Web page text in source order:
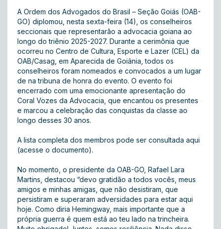
A Ordem dos Advogados do Brasil – Seção Goiás (OAB-
GO) diplomou, nesta sexta-feira (14), os conselheiros
seccionais que representarão a advocacia goiana ao
longo do triênio 2025-2027. Durante a cerimônia que
ocorreu no Centro de Cultura, Esporte e Lazer (CEL) da
OAB/Casag, em Aparecida de Goiânia, todos os
conselheiros foram nomeados e convocados a um lugar
de na tribuna de honra do evento. O evento foi
encerrado com uma emocionante apresentação do
Coral Vozes da Advocacia, que encantou os presentes
e marcou a celebração das conquistas da classe ao
longo desses 30 anos.
A lista completa dos membros pode ser consultada aqui
(acesse o documento).
No momento, o presidente da OAB-GO, Rafael Lara
Martins, destacou “devo gratidão a todos vocês, meus
amigos e minhas amigas, que não desistiram, que
persistiram e superaram adversidades para estar aqui
hoje. Como diria Hemingway, mais importante que a
própria guerra é quem está ao teu lado na trincheira.